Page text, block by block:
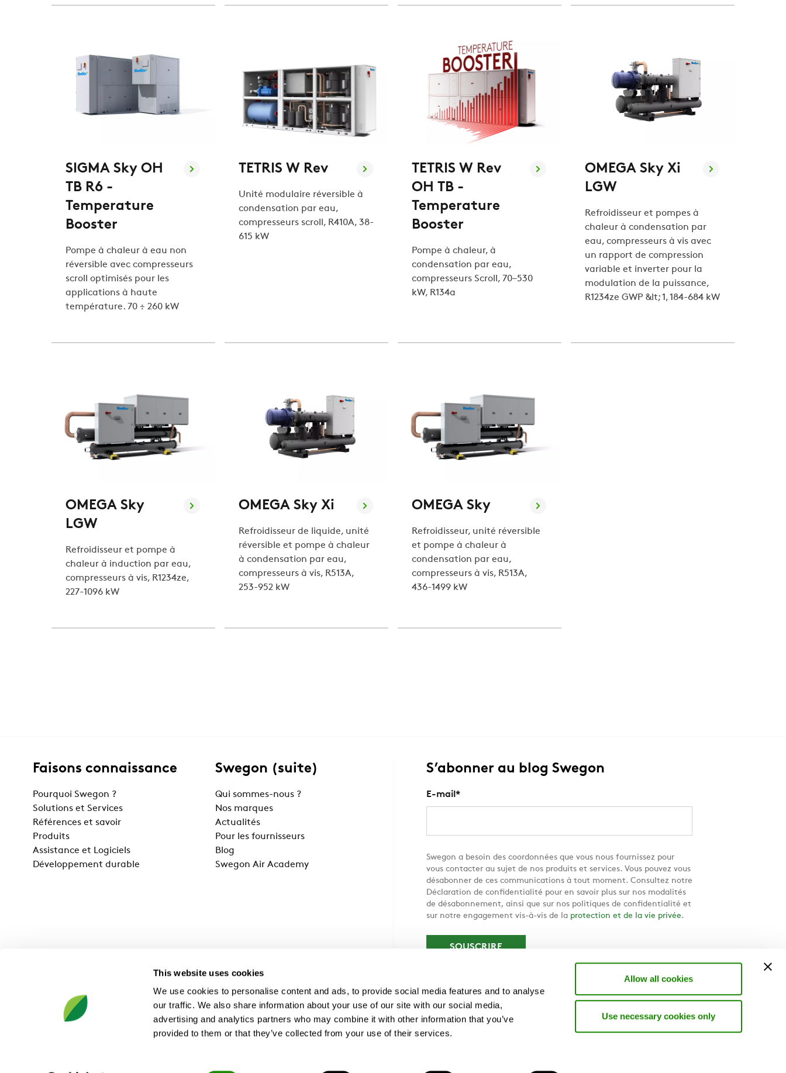
This website uses cookies
We use cookies to personalise content and ads, to provide social media features and to analyse
our traffic. We also share information about your use of our site with our social media,
advertising and analytics partners who may combine it with other information that you’ve
provided to them or that they’ve collected from your use of their services.
Allow all cookies
Use necessary cookies only
SIGMA Sky OH
TB R6 -
Temperature
Booster
Pompe à chaleur à eau non
réversible avec compresseurs
scroll optimisés pour les
applications à haute
température. 70 ÷ 260 kW
TETRIS W Rev
Unité modulaire réversible à
condensation par eau,
compresseurs scroll, R410A, 38-
615 kW
TETRIS W Rev
OH TB -
Temperature
Booster
Pompe à chaleur, à
condensation par eau,
compresseurs Scroll, 70–530
kW, R134a
OMEGA Sky Xi
LGW
Refroidisseur et pompes à
chaleur à condensation par
eau, compresseurs à vis avec
un rapport de compression
variable et inverter pour la
modulation de la puissance,
R1234ze GWP &lt; 1, 184-684 kW
OMEGA Sky
LGW
Refroidisseur et pompe à
chaleur à induction par eau,
compresseurs à vis, R1234ze,
227-1096 kW
OMEGA Sky Xi
Refroidisseur de liquide, unité
réversible et pompe à chaleur
à condensation par eau,
compresseurs à vis, R513A,
253-952 kW
OMEGA Sky
Refroidisseur, unité réversible
et pompe à chaleur à
condensation par eau,
compresseurs à vis, R513A,
436-1499 kW
Faisons connaissance
Pourquoi Swegon ?
Solutions et Services
Références et savoir
Produits
Assistance et Logiciels
Développement durable
Swegon (suite)
Qui sommes-nous ?
Nos marques
Actualités
Pour les fournisseurs
Blog
Swegon Air Academy
S’abonner au blog Swegon
E-mail *
Swegon a besoin des coordonnées que vous nous fournissez pour
vous contacter au sujet de nos produits et services. Vous pouvez vous
désabonner de ces communications à tout moment. Consultez notre
Déclaration de confidentialité pour en savoir plus sur nos modalités
de désabonnement, ainsi que sur nos politiques de confidentialité et
sur notre engagement vis-à-vis de la protection et de la vie privée.